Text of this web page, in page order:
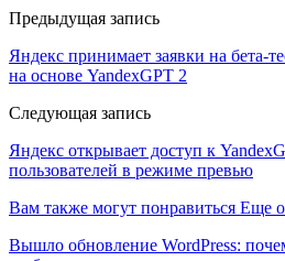
Предыдущая запись
Яндекс принимает заявки на бета-
на основе YandexGPT 2
Следующая запись
Яндекс открывает доступ к
пользователей в режиме превью
Вам также могут понравиться Еще
Вышло обновление WordPress: